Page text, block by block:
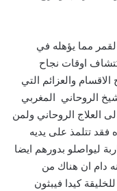
مما يؤهله في
اوقات نجاح
والعزائم التي
الروحاني المغربي
العلاج الروحاني ولمن
تتلمذ على يديه
ليواصلو بدورهم ايضا
دام ان هناك من
كيدا فيبثون